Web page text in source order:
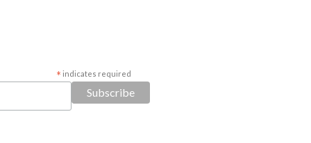
* indicates required